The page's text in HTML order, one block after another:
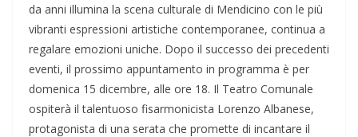
da anni illumina la scena culturale di Mendicino con le più
vibranti espressioni artistiche contemporanee, continua a
regalare emozioni uniche. Dopo il successo dei precedenti
eventi, il prossimo appuntamento in programma è per
domenica 15 dicembre, alle ore 18. Il Teatro Comunale
ospiterà il talentuoso fisarmonicista Lorenzo Albanese,
protagonista di una serata che promette di incantare il